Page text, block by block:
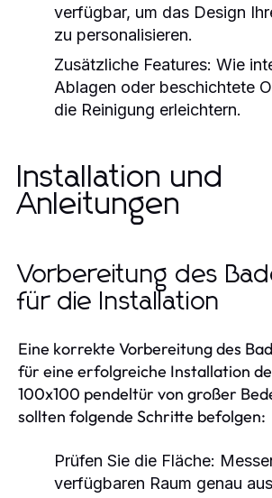
verfügbar, um das Design
zu personalisieren.
Zusätzliche Features: Wie
Ablagen oder beschichtete
die Reinigung erleichtern.
Installation und
Anleitungen
Vorbereitung des
für die Installation
Eine korrekte Vorbereitung des
für eine erfolgreiche Installation
100x100 pendeltür von großer
sollten folgende Schritte befolgen:
Prüfen Sie die Fläche:
verfügbaren Raum genau